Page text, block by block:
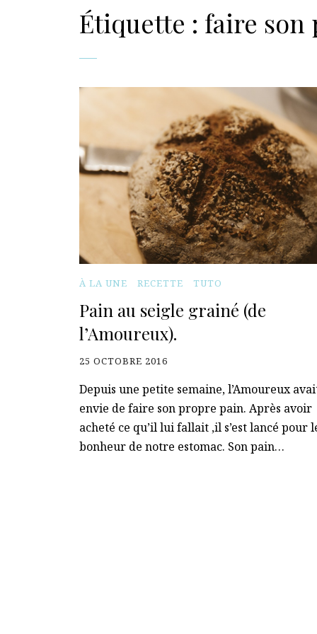
Étiquette : faire son
À LA UNE RECETTE TUTO
Pain au seigle grainé (de
l’Amoureux).
25 OCTOBRE 2016
Depuis une petite semaine, l’Amoureux
envie de faire son propre pain. Après avoir
acheté ce qu’il lui fallait ,il s’est lancé pour
bonheur de notre estomac. Son pain…